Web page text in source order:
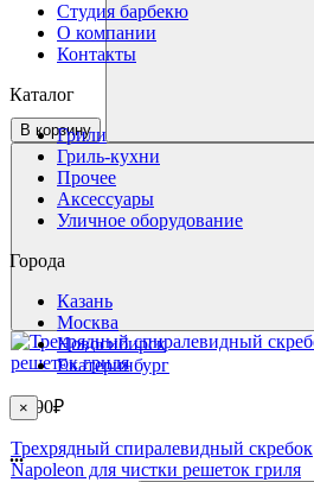
В корзину
3 990₽
Трехрядный спиралевидный скребок
Napoleon для чистки решеток гриля
Студия барбекю
О компании
Контакты
Каталог
Грили
Гриль-кухни
Прочее
Аксессуары
Уличное оборудование
Города
Казань
Москва
Новосибирск
Екатеринбург
×
...